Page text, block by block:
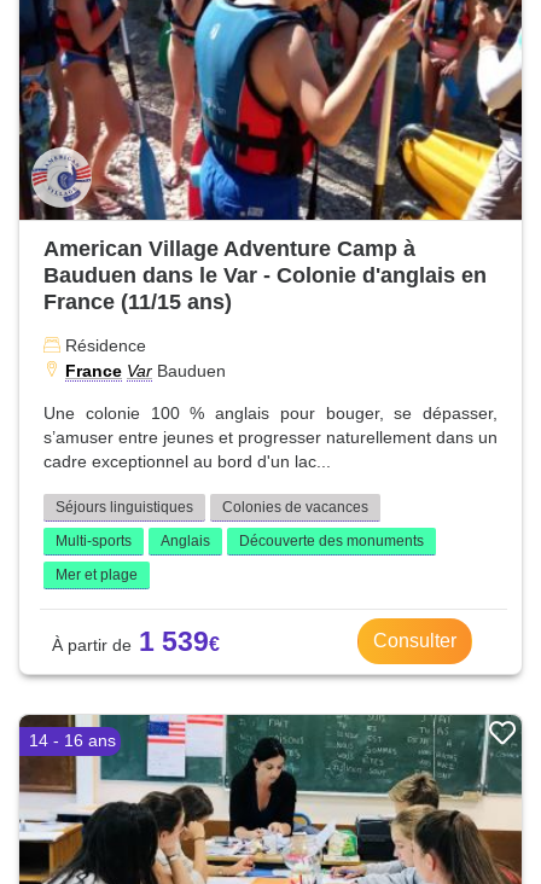
American Village Adventure Camp à
Bauduen dans le Var - Colonie d'anglais en
France (11/15 ans)
Résidence
France Var Bauduen
Une colonie 100 % anglais pour bouger, se dépasser,
s’amuser entre jeunes et progresser naturellement dans un
cadre exceptionnel au bord d'un lac...
Séjours linguistiques
Colonies de vacances
Multi-sports
Anglais
Découverte des monuments
Mer et plage
1 539 Consulter
14 - 16 ans